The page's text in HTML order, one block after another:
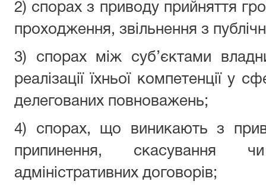
2) спорах з приводу прийняття
проходження, звільнення з
3) спорах між суб’єктами
реалізації їхньої компетенції у
делегованих повноважень;
4) спорах, що виникають з
припинення, скасування
адміністративних договорів;